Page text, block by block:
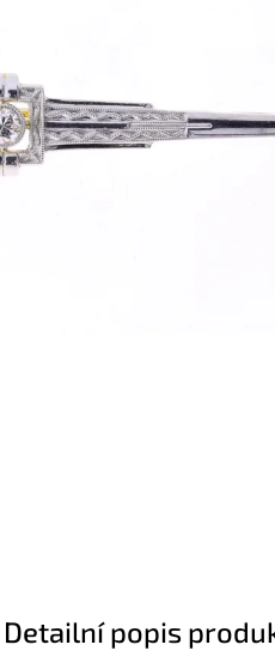
Detailní popis